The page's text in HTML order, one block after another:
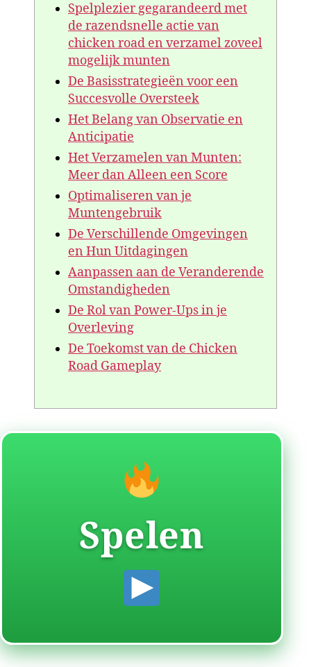
Spelplezier gegarandeerd met
de razendsnelle actie van
chicken road en verzamel zoveel
mogelijk munten
De Basisstrategieën voor een
Succesvolle Oversteek
Het Belang van Observatie en
Anticipatie
Het Verzamelen van Munten:
Meer dan Alleen een Score
Optimaliseren van je
Muntengebruik
De Verschillende Omgevingen
en Hun Uitdagingen
Aanpassen aan de Veranderende
Omstandigheden
De Rol van Power-Ups in je
Overleving
De Toekomst van de Chicken
Road Gameplay
Spelen